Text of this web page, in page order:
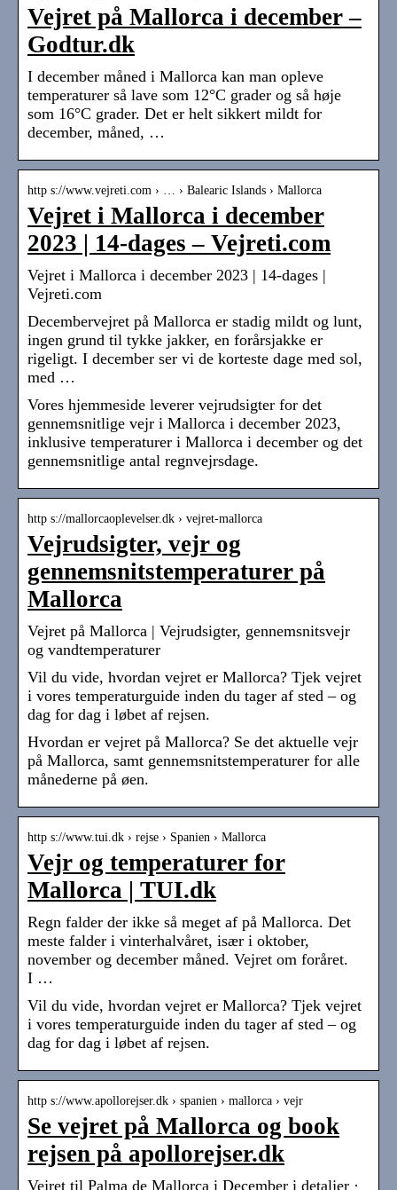
Vejret på Mallorca i december –
Godtur.dk
I december måned i Mallorca kan man opleve
temperaturer så lave som 12°C grader og så høje
som 16°C grader. Det er helt sikkert mildt for
december, måned, …
http s://www.vejreti.com › … › Balearic Islands › Mallorca
Vejret i Mallorca i december
2023 | 14-dages – Vejreti.com
Vejret i Mallorca i december 2023 | 14-dages |
Vejreti.com
Decembervejret på Mallorca er stadig mildt og lunt,
ingen grund til tykke jakker, en forårsjakke er
rigeligt. I december ser vi de korteste dage med sol,
med …
Vores hjemmeside leverer vejrudsigter for det
gennemsnitlige vejr i Mallorca i december 2023,
inklusive temperaturer i Mallorca i december og det
gennemsnitlige antal regnvejrsdage.
http s://mallorcaoplevelser.dk › vejret-mallorca
Vejrudsigter, vejr og
gennemsnitstemperaturer på
Mallorca
Vejret på Mallorca | Vejrudsigter, gennemsnitsvejr
og vandtemperaturer
Vil du vide, hvordan vejret er Mallorca? Tjek vejret
i vores temperaturguide inden du tager af sted – og
dag for dag i løbet af rejsen.
Hvordan er vejret på Mallorca? Se det aktuelle vejr
på Mallorca, samt gennemsnitstemperaturer for alle
månederne på øen.
http s://www.tui.dk › rejse › Spanien › Mallorca
Vejr og temperaturer for
Mallorca | TUI.dk
Regn falder der ikke så meget af på Mallorca. Det
meste falder i vinterhalvåret, især i oktober,
november og december måned. Vejret om foråret.
I …
Vil du vide, hvordan vejret er Mallorca? Tjek vejret
i vores temperaturguide inden du tager af sted – og
dag for dag i løbet af rejsen.
http s://www.apollorejser.dk › spanien › mallorca › vejr
Se vejret på Mallorca og book
rejsen på apollorejser.dk
Vejret til Palma de Mallorca i December i detaljer ·